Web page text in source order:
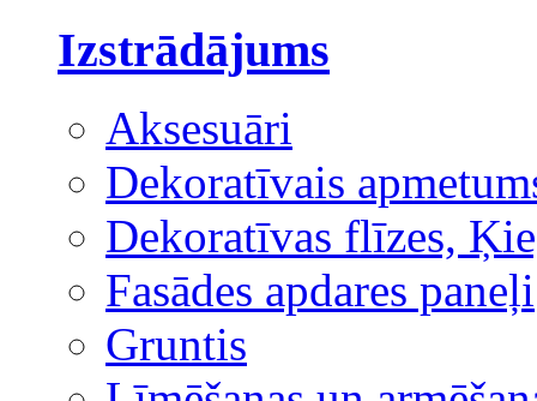
Izstrādājums
Aksesuāri
Dekoratīvais
Dekoratīvas flīzes,
Fasādes apdares paneļi
Gruntis